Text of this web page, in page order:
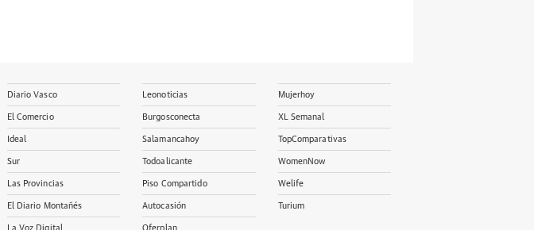
Diario Vasco
El Comercio
Ideal
Sur
Las Provincias
El Diario Montañés
La Voz Digital
Leonoticias
Burgosconecta
Salamancahoy
Todoalicante
Piso Compartido
Autocasión
Oferplan
Mujerhoy
XL Semanal
TopComparativas
WomenNow
Welife
Turium